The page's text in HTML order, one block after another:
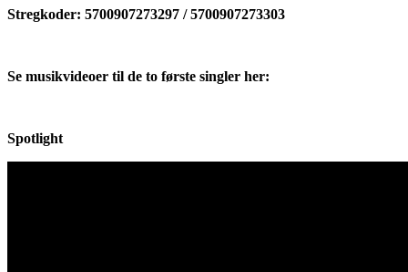
Stregkoder: 5700907273297 / 5700907273303
Se musikvideoer til de to første singler her:
Spotlight